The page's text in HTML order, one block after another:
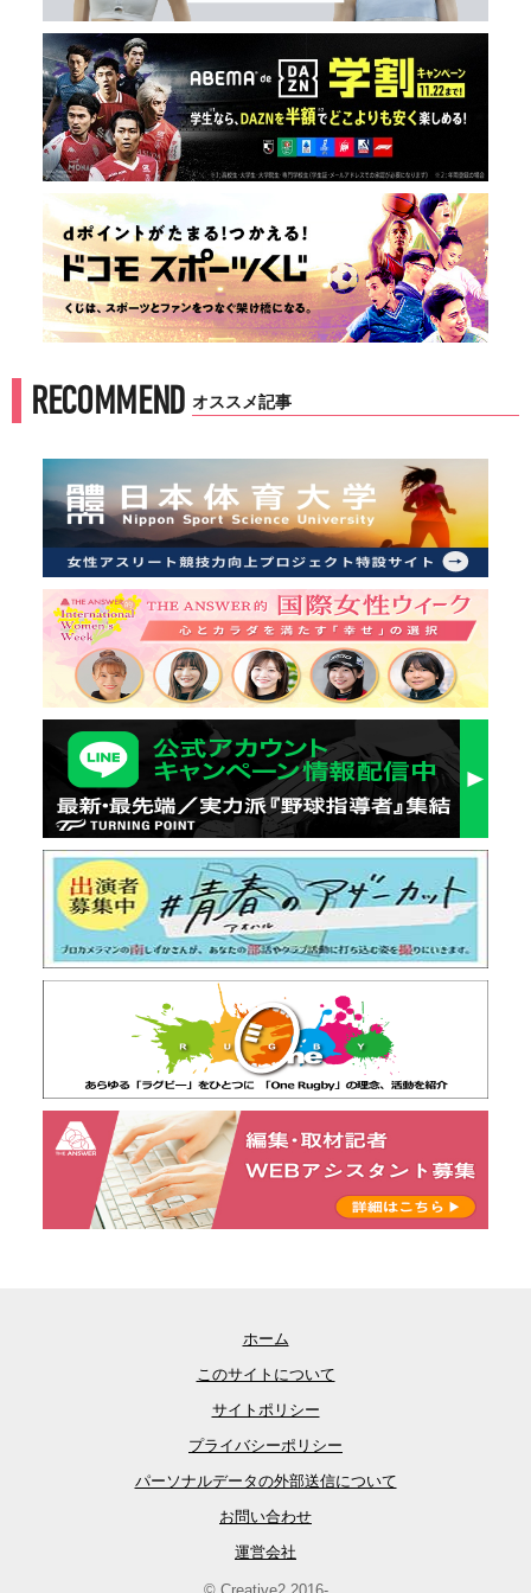
RECOMMEND オススメ記事
ホーム
このサイトについて
サイトポリシー
プライバシーポリシー
パーソナルデータの外部送信について
お問い合わせ
運営会社